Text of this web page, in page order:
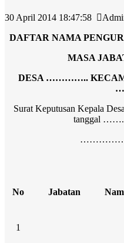
30 April 2014 18:47:58
DAFTAR NAMA
MASA
DESA …………..
Surat Keputusan
tanggal
No Jabatan
1